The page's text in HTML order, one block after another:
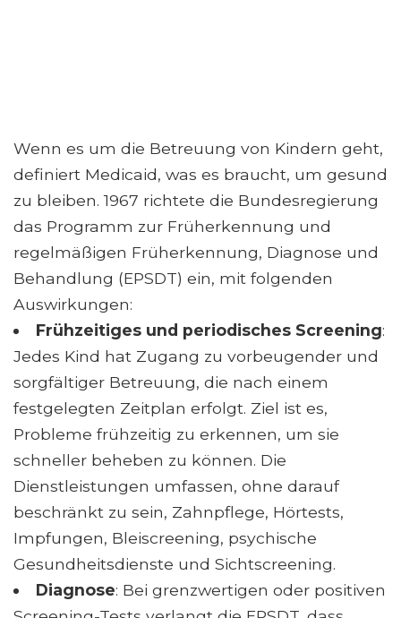
Wenn es um die Betreuung von Kindern geht,
definiert Medicaid, was es braucht, um gesund
zu bleiben. 1967 richtete die Bundesregierung
das Programm zur Früherkennung und
regelmäßigen Früherkennung, Diagnose und
Behandlung (EPSDT) ein, mit folgenden
Auswirkungen:
Frühzeitiges und periodisches Screening:
Jedes Kind hat Zugang zu vorbeugender und
sorgfältiger Betreuung, die nach einem
festgelegten Zeitplan erfolgt. Ziel ist es,
Probleme frühzeitig zu erkennen, um sie
schneller beheben zu können. Die
Dienstleistungen umfassen, ohne darauf
beschränkt zu sein, Zahnpflege, Hörtests,
Impfungen, Bleiscreening, psychische
Gesundheitsdienste und Sichtscreening.
Diagnose: Bei grenzwertigen oder positiven